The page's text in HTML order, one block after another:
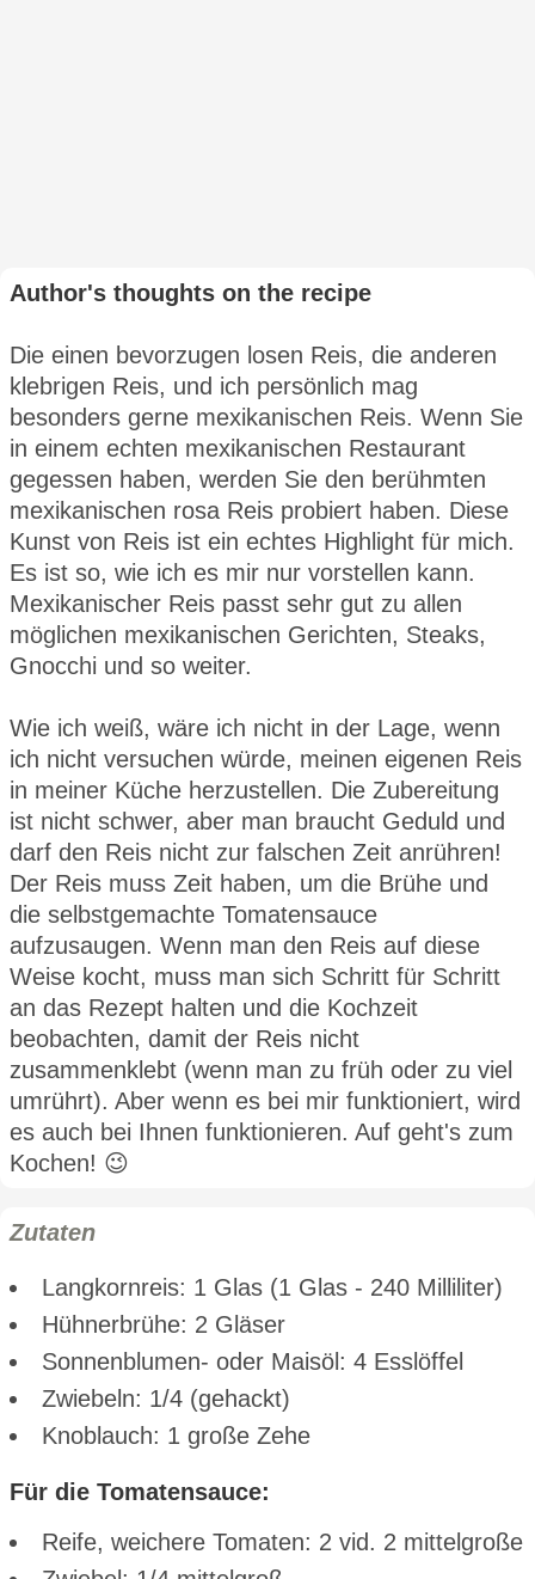
Author's thoughts on the recipe
Die einen bevorzugen losen Reis, die anderen
klebrigen Reis, und ich persönlich mag
besonders gerne mexikanischen Reis. Wenn Sie
in einem echten mexikanischen Restaurant
gegessen haben, werden Sie den berühmten
mexikanischen rosa Reis probiert haben. Diese
Kunst von Reis ist ein echtes Highlight für mich.
Es ist so, wie ich es mir nur vorstellen kann.
Mexikanischer Reis passt sehr gut zu allen
möglichen mexikanischen Gerichten, Steaks,
Gnocchi und so weiter.
Wie ich weiß, wäre ich nicht in der Lage, wenn
ich nicht versuchen würde, meinen eigenen Reis
in meiner Küche herzustellen. Die Zubereitung
ist nicht schwer, aber man braucht Geduld und
darf den Reis nicht zur falschen Zeit anrühren!
Der Reis muss Zeit haben, um die Brühe und
die selbstgemachte Tomatensauce
aufzusaugen. Wenn man den Reis auf diese
Weise kocht, muss man sich Schritt für Schritt
an das Rezept halten und die Kochzeit
beobachten, damit der Reis nicht
zusammenklebt (wenn man zu früh oder zu viel
umrührt). Aber wenn es bei mir funktioniert, wird
es auch bei Ihnen funktionieren. Auf geht's zum
Kochen! 😉
Zutaten
Langkornreis: 1 Glas (1 Glas - 240 Milliliter)
Hühnerbrühe: 2 Gläser
Sonnenblumen- oder Maisöl: 4 Esslöffel
Zwiebeln: 1/4 (gehackt)
Knoblauch: 1 große Zehe
Für die Tomatensauce:
Reife, weichere Tomaten: 2 vid. 2 mittelgroße